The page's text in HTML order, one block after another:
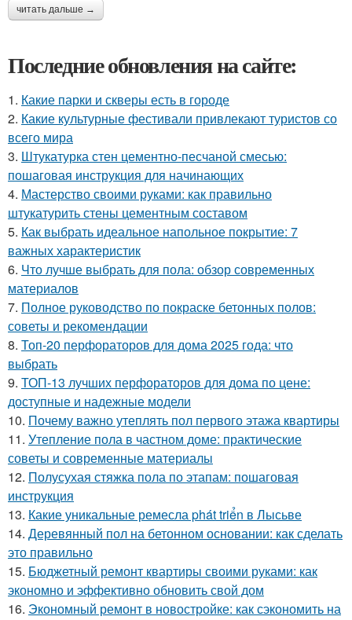
читать дальше →
Последние обновления на сайте:
1. Какие парки и скверы есть в городе
2. Какие культурные фестивали привлекают туристов со
всего мира
3. Штукатурка стен цементно-песчаной смесью:
пошаговая инструкция для начинающих
4. Мастерство своими руками: как правильно
штукатурить стены цементным составом
5. Как выбрать идеальное напольное покрытие: 7
важных характеристик
6. Что лучше выбрать для пола: обзор современных
материалов
7. Полное руководство по покраске бетонных полов:
советы и рекомендации
8. Топ-20 перфораторов для дома 2025 года: что
выбрать
9. ТОП-13 лучших перфораторов для дома по цене:
доступные и надежные модели
10. Почему важно утеплять пол первого этажа квартиры
11. Утепление пола в частном доме: практические
советы и современные материалы
12. Полусухая стяжка пола по этапам: пошаговая
инструкция
13. Какие уникальные ремесла phát triển в Лысьве
14. Деревянный пол на бетонном основании: как сделать
это правильно
15. Бюджетный ремонт квартиры своими руками: как
экономно и эффективно обновить свой дом
16. Экономный ремонт в новостройке: как сэкономить на